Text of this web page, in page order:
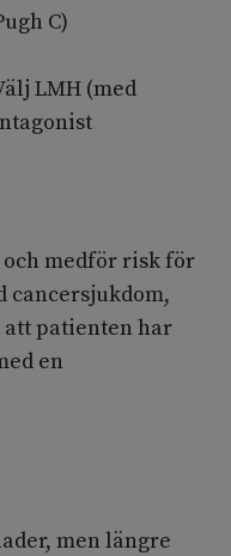
C)
LMH (med
medför risk för
cancersjukdom,
patienten har
en
men längre